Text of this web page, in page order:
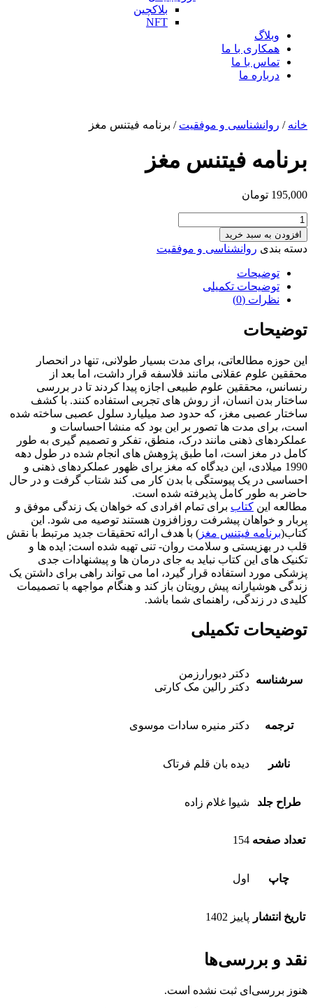
بلاکچین
NFT
وبلاگ
همکاری با ما
تماس با ما
درباره ما
خانه / روانشناسی و موفقیت / برنامه فیتنس مغز
برنامه فیتنس مغز
195,000 تومان
برنامه
فیتنس
مغز
افزودن به سبد خرید
دسته بندی روانشناسی و موفقیت
توضیحات
توضیحات تکمیلی
نظرات (0)
توضیحات
این حوزه مطالعاتی، برای مدت بسیار طولانی، تنها در انحصار
محققین علوم عقلانی مانند فلاسفه قرار داشت، اما بعد از
رنسانس، محققین علوم طبیعی اجازه پیدا کردند تا در بررسی
ساختار بدن انسان، از روش های تجربی استفاده کنند. با کشف
ساختار عصبی مغز، که حدود صد میلیارد سلول عصبی ساخته شده
است، برای مدت ها تصور بر این بود که منشا احساسات و
عملکردهای ذهنی مانند درک، منطق، تفکر و تصمیم گیری به طور
کامل در مغز است، اما طبق پژوهش های انجام شده در طول دهه
1990 میلادی، این دیدگاه که مغز برای ظهور عملکردهای ذهنی و
احساسی در یک پیوستگی با بدن کار می کند شتاب گرفت و در حال
حاضر به طور کامل پذیرفته شده است.
مطالعه این کتاب برای تمام افرادی که خواهان یک زندگی موفق و
پربار و خواهان پیشرفت روزافزون هستند توصیه می شود. این
کتاب(برنامه فیتنس مغز ) با هدف ارائه تحقیقات جدید مرتبط با نقش
قلب در بهزیستی و سلامت روان- تنی تهیه شده است; ایده ها و
تکنیک های این کتاب نباید به جای درمان ها و پیشنهادات جدی
پزشکی مورد استفاده قرار گیرد، اما می تواند راهی برای داشتن یک
زندگی هوشیارانه پیش رویتان باز کند و هنگام مواجهه با تصمیمات
کلیدی در زندگی، راهنمای شما باشد.
توضیحات تکمیلی
سرشناسه
دکتر دبورارزمن
دکتر رالین مک کارتی
ترجمه دکتر منیره سادات موسوی
ناشر دیده بان قلم فرتاک
طراح جلد شیوا غلام زاده
تعداد صفحه 154
چاپ اول
تاریخ انتشار پاییز 1402
نقد و بررسی‌ها
هنوز بررسی‌ای ثبت نشده است.